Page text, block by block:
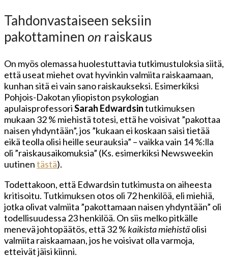
Tahdonvastaiseen seksiin
pakottaminen on raiskaus
On myös olemassa huolestuttavia tutkimustuloksia siitä,
että useat miehet ovat hyvinkin valmiita raiskaamaan,
kunhan sitä ei vain sano raiskaukseksi. Esimerkiksi
Pohjois-Dakotan yliopiston psykologian
apulaisprofessoriSarah Edwardsintutkimuksen
mukaan 32 % miehistä totesi, että he voisivat ”pakottaa
naisen yhdyntään”, jos ”kukaan ei koskaan saisi tietää
eikä teolla olisi heille seurauksia” – vaikka vain 14 %:lla
oli ”raiskausaikomuksia” (Ks. esimerkiksi Newsweekin
uutinentästä).
Todettakoon, että Edwardsin tutkimusta on aiheesta
kritisoitu. Tutkimuksen otos oli 72 henkilöä, eli miehiä,
jotka olivat valmiita ”pakottamaan naisen yhdyntään” oli
todellisuudessa 23 henkilöä. On siis melko pitkälle
menevä johtopäätös, että 32 %kaikista miehistäolisi
valmiita raiskaamaan, jos he voisivat olla varmoja,
etteivät jäisi kiinni.